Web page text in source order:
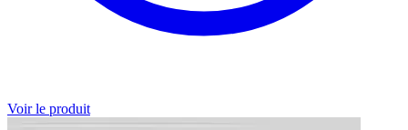
Voir le produit